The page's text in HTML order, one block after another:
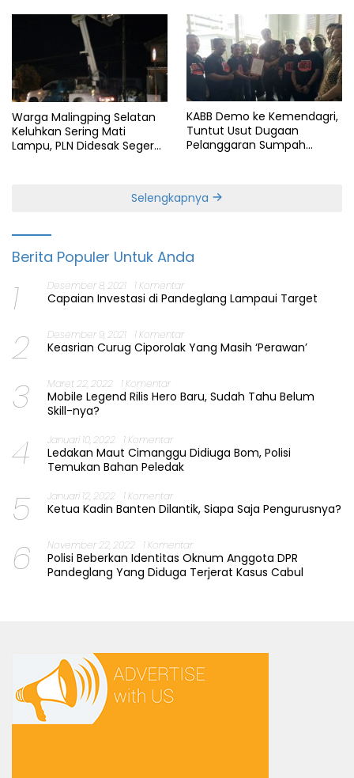
Warga Malingping Selatan
Keluhkan Sering Mati
Lampu, PLN Didesak Segera
KABB Demo ke Kemendagri,
Tuntut Usut Dugaan
Pelanggaran Sumpah
Selengkapnya
Berita Populer Untuk Anda
1 Desember 8, 2021 1 Komentar
Capaian Investasi di Pandeglang Lampaui Target
2 Desember 9, 2021 1 Komentar
Keasrian Curug Ciporolak Yang Masih ‘Perawan’
3 Maret 22, 2022 1 Komentar
Mobile Legend Rilis Hero Baru, Sudah Tahu Belum
Skill-nya?
4 Januari 10, 2022 1 Komentar
Ledakan Maut Cimanggu Didiuga Bom, Polisi
Temukan Bahan Peledak
5 Januari 12, 2022 1 Komentar
Ketua Kadin Banten Dilantik, Siapa Saja Pengurusnya?
6 November 22, 2022 1 Komentar
Polisi Beberkan Identitas Oknum Anggota DPR
Pandeglang Yang Diduga Terjerat Kasus Cabul